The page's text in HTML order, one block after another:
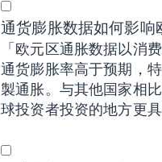
通货膨胀数据如何影响
「欧元区通胀数据以消
通货膨胀率高于预期，
製通胀。与其他国家相
球投资者投资的地方更具